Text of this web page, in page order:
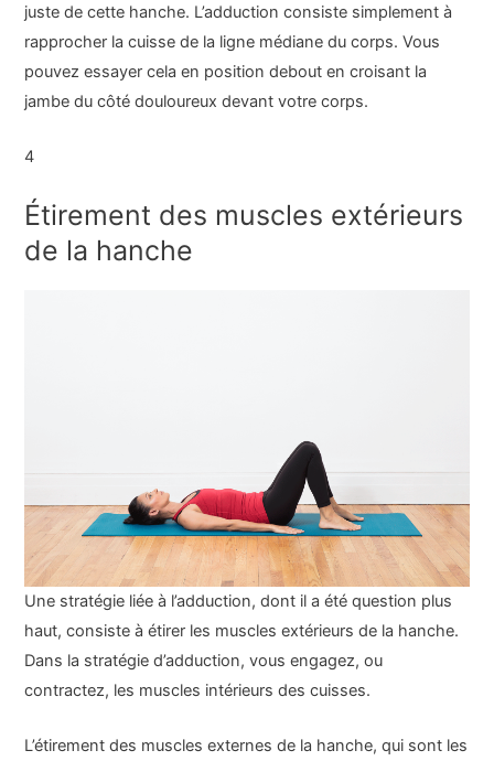
juste de cette hanche. L’adduction consiste simplement à
rapprocher la cuisse de la ligne médiane du corps. Vous
pouvez essayer cela en position debout en croisant la
jambe du côté douloureux devant votre corps.
4
Étirement des muscles extérieurs
de la hanche
Une stratégie liée à l’adduction, dont il a été question plus
haut, consiste à étirer les muscles extérieurs de la hanche.
Dans la stratégie d’adduction, vous engagez, ou
contractez, les muscles intérieurs des cuisses.
L’étirement des muscles externes de la hanche, qui sont les